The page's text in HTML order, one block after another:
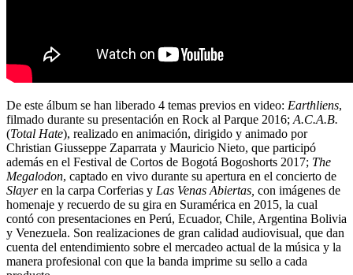
De este álbum se han liberado 4 temas previos en video: Earthliens,
filmado durante su presentación en Rock al Parque 2016; A.C.A.B.
(Total Hate), realizado en animación, dirigido y animado por
Christian Giusseppe Zaparrata y Mauricio Nieto, que participó
además en el Festival de Cortos de Bogotá Bogoshorts 2017; The
Megalodon, captado en vivo durante su apertura en el concierto de
Slayeren la carpa Corferias y Las Venas Abiertas, con imágenes de
homenaje y recuerdo de su gira en Suramérica en 2015, la cual
contó con presentaciones en Perú, Ecuador, Chile, Argentina Bolivia
y Venezuela. Son realizaciones de gran calidad audiovisual, que dan
cuenta del entendimiento sobre el mercadeo actual de la música y la
manera profesional con que la banda imprime su sello a cada